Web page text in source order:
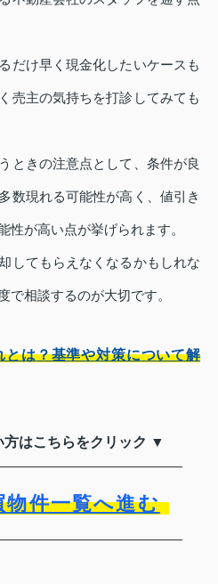
だけ早く現金化したいケースも
売主の気持ちを打診してみても
ときの注意点として、条件が良
数現れる可能性が高く、値引き
性が高い点が挙げられます。
してもらえなくなるかもしれな
で相談するのが大切です。
は？基準や対策について解
はこちらをクリック ▼
物件一覧へ進む